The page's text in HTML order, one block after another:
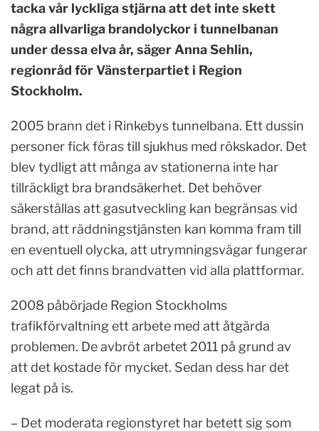
tacka vår lyckliga stjärna att det inte skett
några allvarliga brandolyckor i tunnelbanan
under dessa elva år, säger Anna Sehlin,
regionråd för Vänsterpartiet i Region
Stockholm.
2005 brann det i Rinkebys tunnelbana. Ett dussin
personer fick föras till sjukhus med rökskador. Det
blev tydligt att många av stationerna inte har
tillräckligt bra brandsäkerhet. Det behöver
säkerställas att gasutveckling kan begränsas vid
brand, att räddningstjänsten kan komma fram till
en eventuell olycka, att utrymningsvägar fungerar
och att det finns brandvatten vid alla plattformar.
2008 påbörjade Region Stockholms
trafikförvaltning ett arbete med att åtgärda
problemen. De avbröt arbetet 2011 på grund av
att det kostade för mycket. Sedan dess har det
legat på is.
– Det moderata regionstyret har betett sig som